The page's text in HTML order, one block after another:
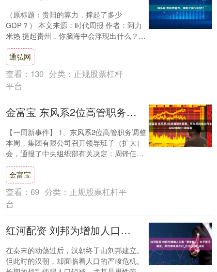
（原标题：贵阳的算力，撑起了多少
GDP？） 本文来源：时代周报 作者：阿力
米热 提起贵州，你脑海中会浮现出什么？
是白酒的醇香，酸汤鱼的鲜辣，黄果树瀑布
的壮观，....
通弘网
查看： 130 分类： 正规股票杠杆
平台
金富宝 东风系2位高管职务调整，有车科技推出汽车AIGC模型|一周车闻
【一周新事件】 1、东风系2位高管职务调整
本周，集团有限公司召开领导班子（扩大）
会，通报了中央组织部有关决定：周锋任东
风汽车集团有限公司副总经理、党委常委。
此....
金富宝
查看： 69 分类： 正规股票杠杆平
台
红河配资 刘邦为增加人口收“单身祱”，女子苦不堪言，男性却幸福不已_社会_政策_战乱
在秦末的动荡过后，汉朝终于由刘邦建立。
但此时的汉朝，却面临着人口的严峻危机。